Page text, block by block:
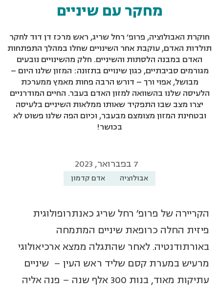
מחקר עם שיניים
חוקרת האבולוציה, פרופ' רחל שריג, ראש מרכז דן דוד לחקר
תולדות האדם, עוקבת אחר השינויים שחלו במהלך התפתחות
האדם במבנה הלסתות והשיניים. חלק מהשינויים נובעים
מגורמים סביבתיים, כגון שינויים בתזונה: המזון שלנו היום –
מבושל, אפוי ורך – דורש הרבה פחות מאמץ ממערכת
הלעיסה שלנו בהשוואה למזון האדם בעבר. החיים המודרניים
יצרו מצב שבו התפקיד שאותו ממלאות השיניים בלעיסה
ובטחינת המזון מצומצם מבעבר, וכיום הפה שלנו פשוט לא
בכושר!
7 בפברואר, 2023
אבולוציה אדם קדמון
הקריירה של פרופ' רחל שריג כאנתרופולוגית
פיזית החלה כרופאת שיניים המתמחה
באורתודנטיה. לאחר שהתגלה ממצא ארכיאולוגי
מרעיש במערת קסם שליד ראש העין – שיניים
עתיקות מאוד, בנות 300 אלף שנה – פנה אליה